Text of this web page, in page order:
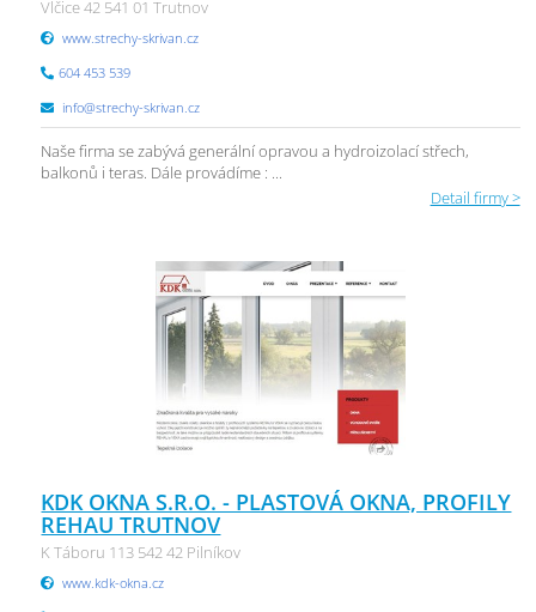
Vlčice 42 541 01 Trutnov
www.strechy-skrivan.cz
604 453 539
info@strechy-skrivan.cz
Naše firma se zabývá generální opravou a hydroizolací střech,
balkonů i teras. Dále provádíme : ...
Detail firmy >
KDK OKNA S.R.O. - PLASTOVÁ OKNA, PROFILY
REHAU TRUTNOV
K Táboru 113 542 42 Pilníkov
www.kdk-okna.cz